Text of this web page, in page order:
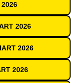
2026
2026
2026
2026